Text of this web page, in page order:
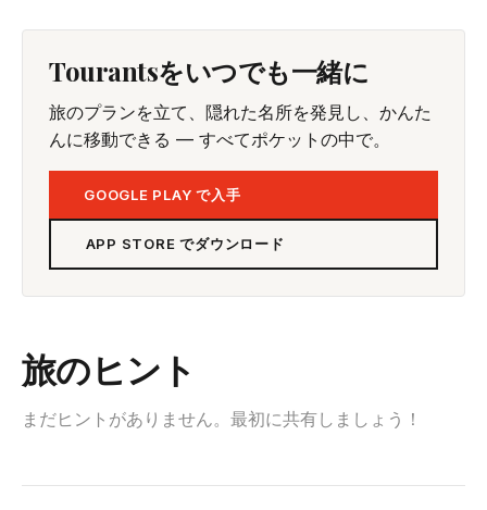
Tourantsをいつでも一緒に
旅のプランを立て、隠れた名所を発見し、かんた
んに移動できる — すべてポケットの中で。
GOOGLE PLAY で入手
APP STORE でダウンロード
旅のヒント
まだヒントがありません。最初に共有しましょう！